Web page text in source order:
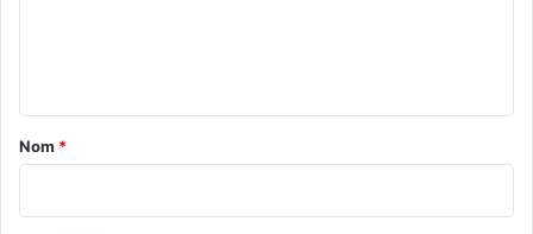
a
r
Nom *